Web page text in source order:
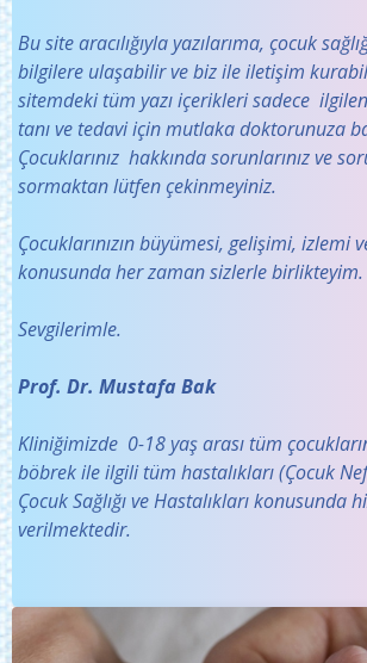
Bu site aracılığıyla yazılarıma, çocuk
bilgilere ulaşabilir ve biz ile iletişim
sitemdeki tüm yazı içerikleri sadece
tanı ve tedavi için mutlaka doktorunuza
Çocuklarınız hakkında sorunlarınız ve
sormaktan lütfen çekinmeyiniz.
Çocuklarınızın büyümesi, gelişimi, izlemi
konusunda her zaman sizlerle birlikteyim.
Sevgilerimle.
Prof. Dr. Mustafa Bak
Kliniğimizde 0-18 yaş arası tüm
böbrek ile ilgili tüm hastalıkları (Çocuk
Çocuk Sağlığı ve Hastalıkları konusunda
verilmektedir.